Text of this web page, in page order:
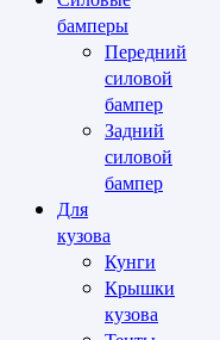
бамперы
Передний
силовой
бампер
Задний
силовой
бампер
Для
кузова
Кунги
Крышки
кузова